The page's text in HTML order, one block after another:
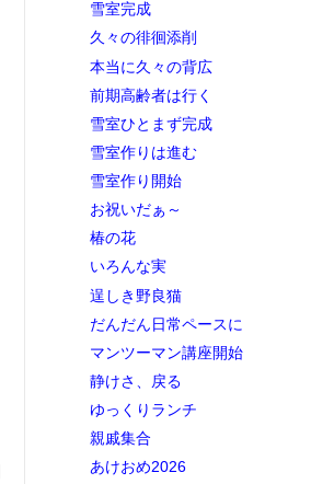
雪室完成
久々の徘徊添削
本当に久々の背広
前期高齢者は行く
雪室ひとまず完成
雪室作りは進む
雪室作り開始
お祝いだぁ～
椿の花
いろんな実
逞しき野良猫
だんだん日常ペースに
マンツーマン講座開始
静けさ、戻る
ゆっくりランチ
親戚集合
あけおめ2026